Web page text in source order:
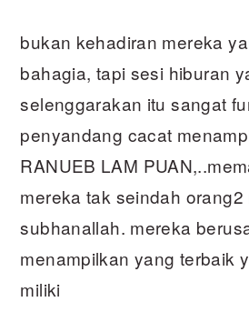
bukan kehadiran mereka
bahagia, tapi sesi hiburan
selenggarakan itu sangat
penyandang cacat
RANUEB LAM
mereka tak seindah orang2
subhanallah. mereka
menampilkan yang terbaik
miliki